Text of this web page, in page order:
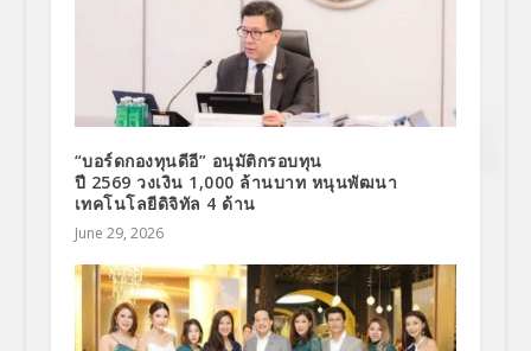
“บอร์ดกองทุนดีอี” อนุมัติกรอบทุน
ปี 2569 วงเงิน 1,000 ล้านบาท หนุนพัฒนา
เทคโนโลยีดิจิทัล 4 ด้าน
June 29, 2026